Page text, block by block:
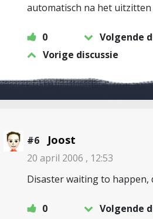
automatisch na het
0
Volgende
Vorige discussie
#6 Joost
20 april 2006 , 12:53
Disaster waiting to happen,
0
Volgende